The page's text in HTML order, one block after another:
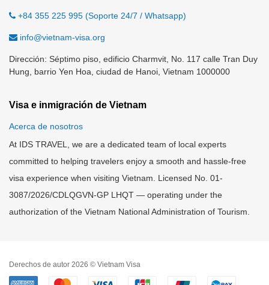
+84 355 225 995 (Soporte 24/7 / Whatsapp)
info@vietnam-visa.org
Dirección: Séptimo piso, edificio Charmvit, No. 117 calle Tran Duy
Hung, barrio Yen Hoa, ciudad de Hanoi, Vietnam 1000000
Visa e inmigración de Vietnam
Acerca de nosotros
At IDS TRAVEL, we are a dedicated team of local experts
committed to helping travelers enjoy a smooth and hassle-free
visa experience when visiting Vietnam. Licensed No. 01-
3087/2026/CDLQGVN-GP LHQT — operating under the
authorization of the Vietnam National Administration of Tourism.
Derechos de autor 2026 © Vietnam Visa